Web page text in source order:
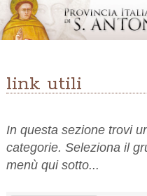
link utili
In questa sezione trovi
categorie. Seleziona il
menù qui sotto...